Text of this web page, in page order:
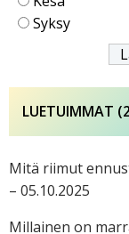
Syksy
LUETUIMMAT
Mitä riimut
– 05.10.2025
Millainen on